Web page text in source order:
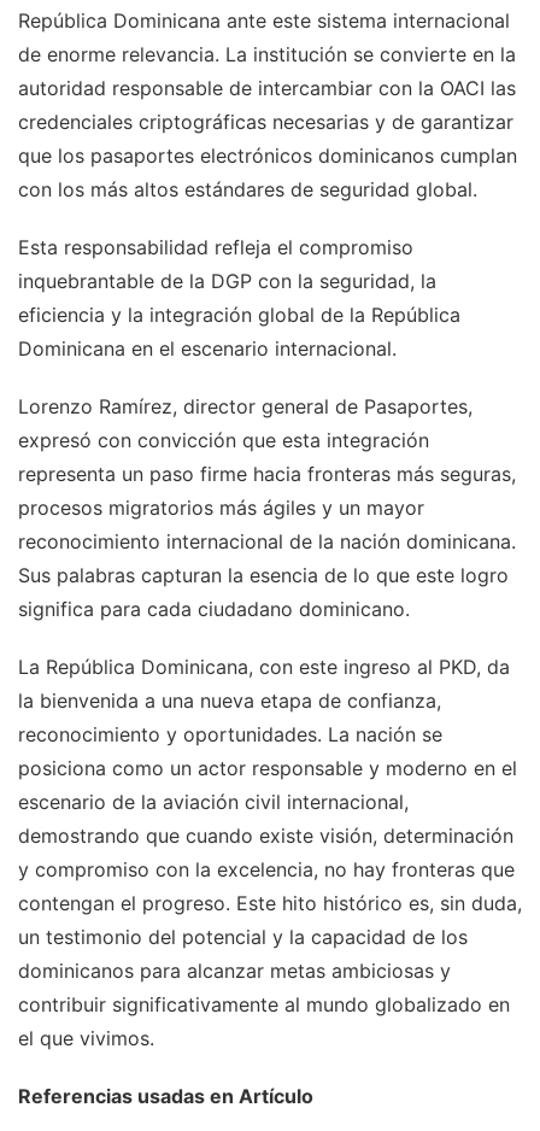
República Dominicana ante este sistema internacional
de enorme relevancia. La institución se convierte en la
autoridad responsable de intercambiar con la OACI las
credenciales criptográficas necesarias y de garantizar
que los pasaportes electrónicos dominicanos cumplan
con los más altos estándares de seguridad global.
Esta responsabilidad refleja el compromiso
inquebrantable de la DGP con la seguridad, la
eficiencia y la integración global de la República
Dominicana en el escenario internacional.
Lorenzo Ramírez, director general de Pasaportes,
expresó con convicción que esta integración
representa un paso firme hacia fronteras más seguras,
procesos migratorios más ágiles y un mayor
reconocimiento internacional de la nación dominicana.
Sus palabras capturan la esencia de lo que este logro
significa para cada ciudadano dominicano.
La República Dominicana, con este ingreso al PKD, da
la bienvenida a una nueva etapa de confianza,
reconocimiento y oportunidades. La nación se
posiciona como un actor responsable y moderno en el
escenario de la aviación civil internacional,
demostrando que cuando existe visión, determinación
y compromiso con la excelencia, no hay fronteras que
contengan el progreso. Este hito histórico es, sin duda,
un testimonio del potencial y la capacidad de los
dominicanos para alcanzar metas ambiciosas y
contribuir significativamente al mundo globalizado en
el que vivimos.
Referencias usadas en Artículo